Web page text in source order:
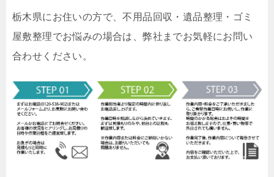
栃木県にお住いの方で、不用品回収・遺品整理・ゴミ
屋敷整理でお悩みの場合は、弊社までお気軽にお問い
合わせください。